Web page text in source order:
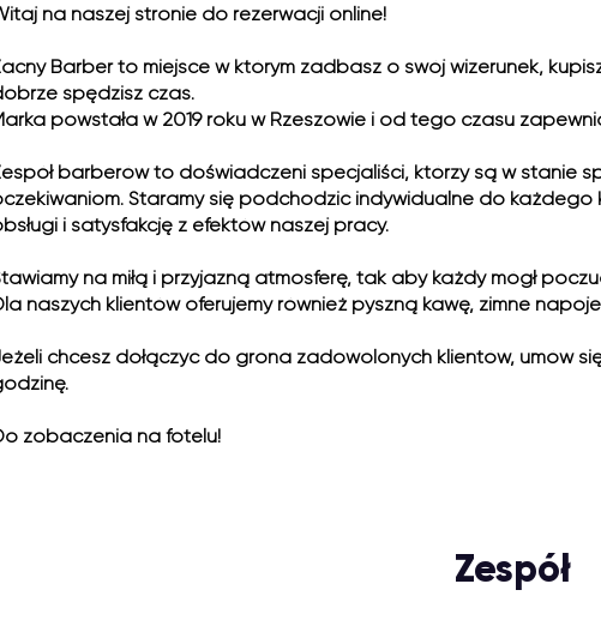
na naszej stronie do rezerwacji online!
Barber to miejsce w którym zadbasz o swój wizerunek,
spędzisz czas.
powstała w 2019 roku w Rzeszowie i od tego czasu
barberów to doświadczeni specjaliści, którzy są w stanie
Staramy się podchodzić indywidualne do
i satysfakcję z efektów naszej pracy.
na miłą i przyjazną atmosferę, tak aby każdy mógł
naszych klientów oferujemy również pyszną kawę, zimne
chcesz dołączyć do grona zadowolonych klientów, umów
zobaczenia na fotelu!
Zespół